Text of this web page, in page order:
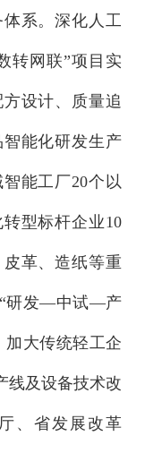
系。深化人工
转网联”项目实
设计、质量追
能化研发生产
能工厂20个以
型标杆企业10
革、造纸等重
“研发—中试—产
加大传统轻工企
线及设备技术改
、省发展改革